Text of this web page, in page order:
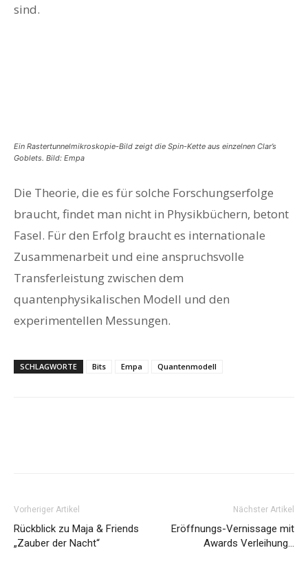
sind.
Ein Rastertunnelmikroskopie-Bild zeigt die Spin-Kette aus einzelnen Clar’s
Goblets. Bild: Empa
Die Theorie, die es für solche Forschungserfolge
braucht, findet man nicht in Physikbüchern, betont
Fasel. Für den Erfolg braucht es internationale
Zusammenarbeit und eine anspruchsvolle
Transferleistung zwischen dem
quantenphysikalischen Modell und den
experimentellen Messungen.
SCHLAGWORTE Bits Empa Quantenmodell
Vorheriger Artikel
Rückblick zu Maja & Friends
„Zauber der Nacht“
Nächster Artikel
Eröffnungs-Vernissage mit
Awards Verleihung…